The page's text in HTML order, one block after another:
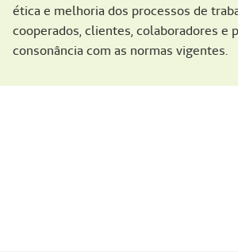
ética e melhoria dos processos de
cooperados, clientes, colaboradores e
consonância com as normas vigentes.